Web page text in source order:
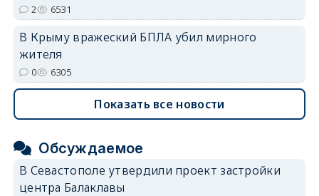
2 6531
В Крыму вражеский БПЛА убил мирного
жителя
0 6305
Показать все новости
Обсуждаемое
В Севастополе утвердили проект застройки
центра Балаклавы